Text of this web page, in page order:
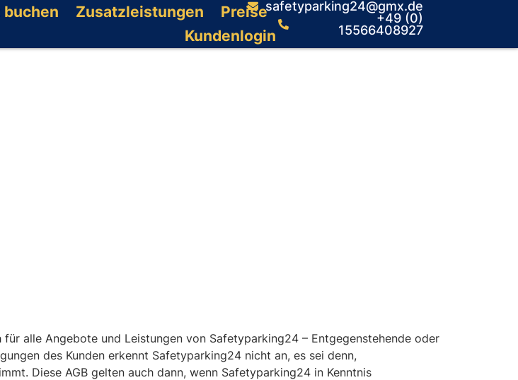
buchen Zusatzleistungen
Preise
Kundenlogin
safetyparking24@gmx.de
+49 (0)
15566408927
alle Angebote und Leistungen von Safetyparking24 – Entgegenstehende oder
des Kunden erkennt Safetyparking24 nicht an, es sei denn,
Diese AGB gelten auch dann, wenn Safetyparking24 in Kenntnis